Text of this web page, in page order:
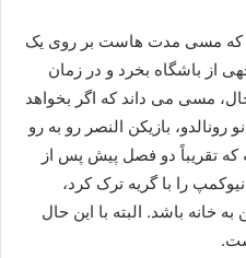
که مسی مدت‌ هاست بر روی یک
از باشگاه بخرد و در زمان
مسی می‌ داند که اگر بخواهد
رونالدو، بازیکن النصر رو به رو
اما این ستاره 35 ساله که تقریباً دو فصل پیش پس از
را با گریه ترک کرد،
خانه باشد. البته با این حال